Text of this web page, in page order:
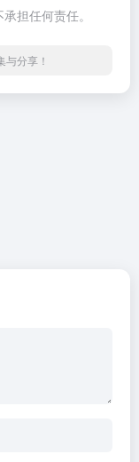
担任何责任。
分享！